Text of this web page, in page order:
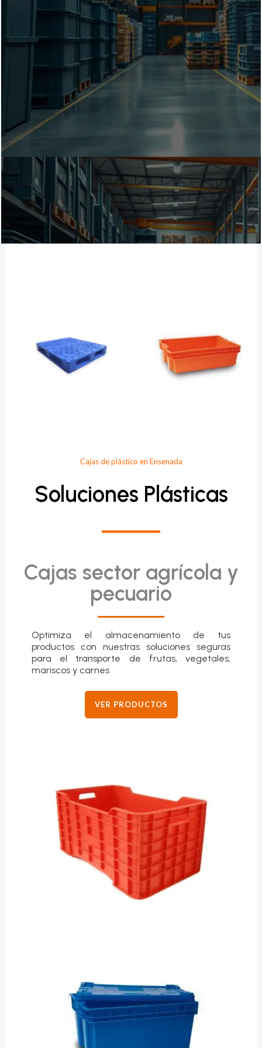
Cajas de plástico en Ensenada
Soluciones Plásticas
Cajas sector agrícola y
pecuario
Optimiza el almacenamiento de tus
productos con nuestras soluciones seguras
para el transporte de frutas, vegetales,
mariscos y carnes
VER PRODUCTOS